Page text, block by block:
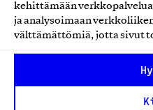
kehittämään
ja analysoimaan
välttämättömiä, jotta sivut
Avainlippu
Design From Finland